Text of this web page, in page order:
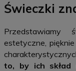
Świeczki
estetyczne,
to, by ich skład